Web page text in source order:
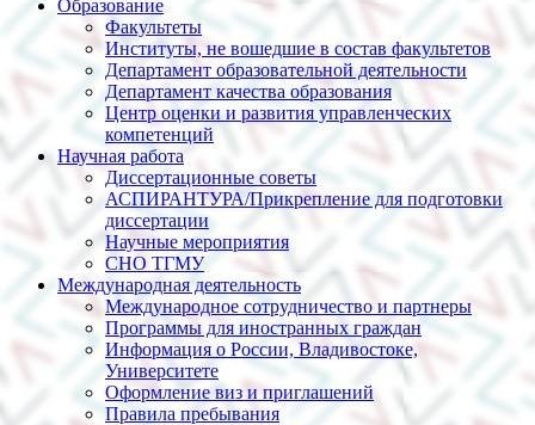
Образование
Факультеты
Институты, не вошедшие в состав факультетов
Департамент образовательной деятельности
Департамент качества образования
Центр оценки и развития управленческих
компетенций
Научная работа
Диссертационные советы
АСПИРАНТУРА/Прикрепление для подготовки
диссертации
Научные мероприятия
СНО ТГМУ
Международная деятельность
Международное сотрудничество и партнеры
Программы для иностранных граждан
Информация о России, Владивостоке,
Университете
Оформление виз и приглашений
Правила пребывания